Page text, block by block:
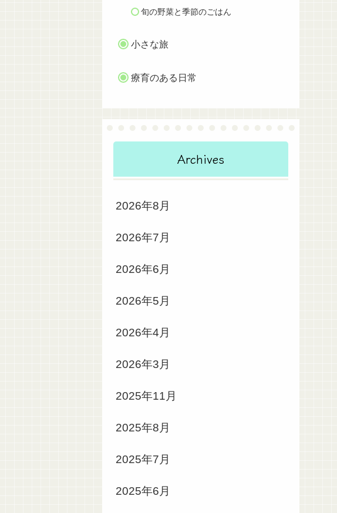
旬の野菜と季節のごはん
小さな旅
療育のある日常
Archives
2026年8月
2026年7月
2026年6月
2026年5月
2026年4月
2026年3月
2025年11月
2025年8月
2025年7月
2025年6月